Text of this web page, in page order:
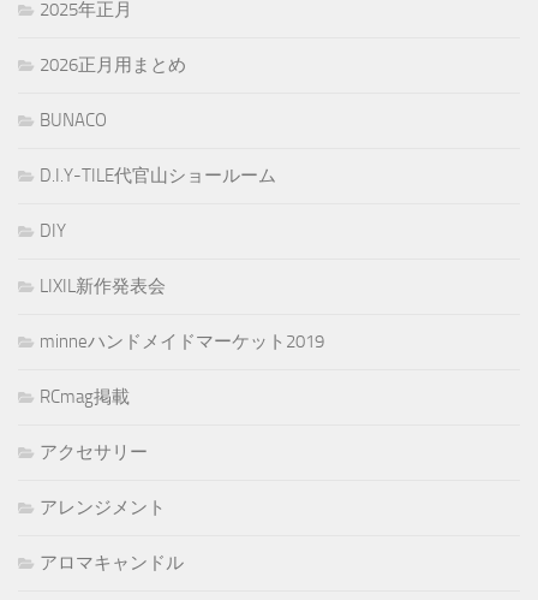
2025年正月
2026正月用まとめ
BUNACO
D.I.Y-TILE代官山ショールーム
DIY
LIXIL新作発表会
minneハンドメイドマーケット2019
RCmag掲載
アクセサリー
アレンジメント
アロマキャンドル